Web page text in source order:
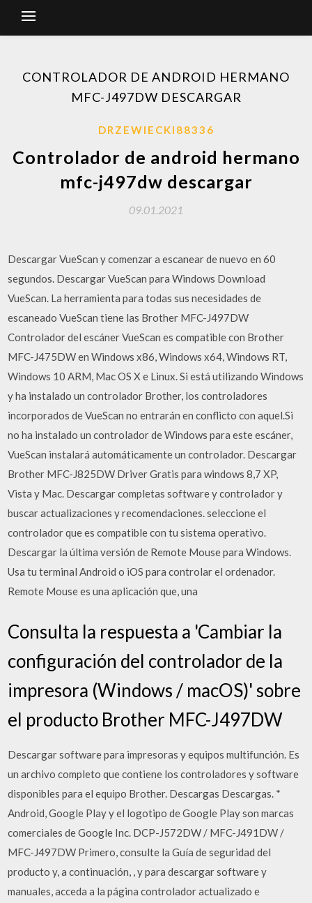
CONTROLADOR DE ANDROID HERMANO
MFC-J497DW DESCARGAR
DRZEWIECKI88336
Controlador de android hermano
mfc-j497dw descargar
09.01.2021
Descargar VueScan y comenzar a escanear de nuevo en 60
segundos. Descargar VueScan para Windows Download
VueScan. La herramienta para todas sus necesidades de
escaneado VueScan tiene las Brother MFC-J497DW
Controlador del escáner VueScan es compatible con Brother
MFC-J475DW en Windows x86, Windows x64, Windows RT,
Windows 10 ARM, Mac OS X e Linux. Si está utilizando Windows
y ha instalado un controlador Brother, los controladores
incorporados de VueScan no entrarán en conflicto con aquel.Si
no ha instalado un controlador de Windows para este escáner,
VueScan instalará automáticamente un controlador. Descargar
Brother MFC-J825DW Driver Gratis para windows 8,7 XP,
Vista y Mac. Descargar completas software y controlador y
buscar actualizaciones y recomendaciones. seleccione el
controlador que es compatible con tu sistema operativo.
Descargar la última versión de Remote Mouse para Windows.
Usa tu terminal Android o iOS para controlar el ordenador.
Remote Mouse es una aplicación que, una
Consulta la respuesta a 'Cambiar la
configuración del controlador de la
impresora (Windows / macOS)' sobre
el producto Brother MFC-J497DW
Descargar software para impresoras y equipos multifunción. Es
un archivo completo que contiene los controladores y software
disponibles para el equipo Brother. Descargas Descargas. *
Android, Google Play y el logotipo de Google Play son marcas
comerciales de Google Inc. DCP-J572DW / MFC-J491DW /
MFC-J497DW Primero, consulte la Guía de seguridad del
producto y, a continuación, , y para descargar software y
manuales, acceda a la página controlador actualizado e